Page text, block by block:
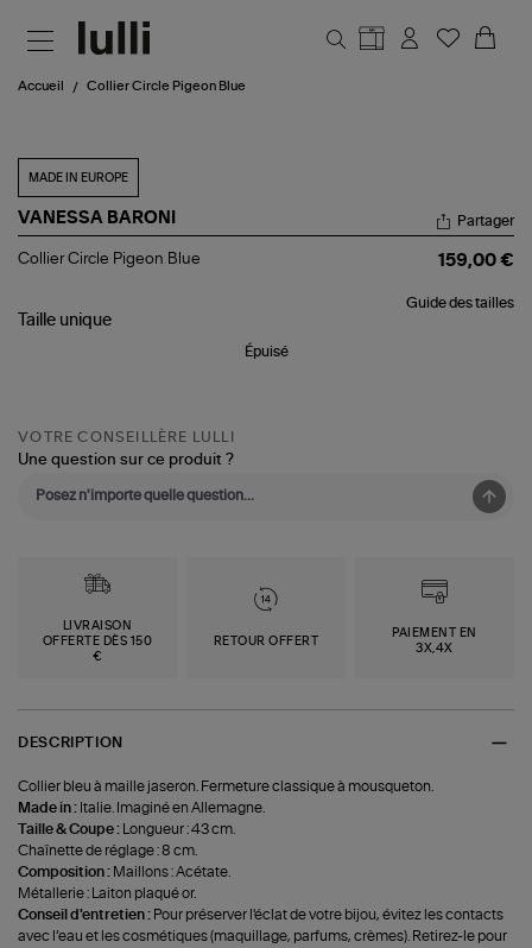
Accueil Collier Circle Pigeon Blue
MADE IN EUROPE
VANESSA BARONI
Collier
Blue
Partager
Collier Circle Pigeon Blue 159,00 €
Guide des tailles
Taille unique
Épuisé
VOTRE CONSEILLÈRE LULLI
Une question sur ce produit ?
LIVRAISON
OFFERTE DÈS 150
€
RETOUR OFFERT
PAIEMENT EN
3X,4X
DESCRIPTION
Collier bleu à maille jaseron. Fermeture classique à mousqueton.
Made in : Italie. Imaginé en Allemagne.
Taille & Coupe :
Longueur : 43 cm.
Chaînette de réglage : 8 cm.
Composition : Maillons : Acétate.
Métallerie : Laiton plaqué or.
Conseil d'entretien : Pour préserver l'éclat de votre bijou, évitez les contacts
avec l’eau et les cosmétiques (maquillage, parfums, crèmes). Retirez-le pour